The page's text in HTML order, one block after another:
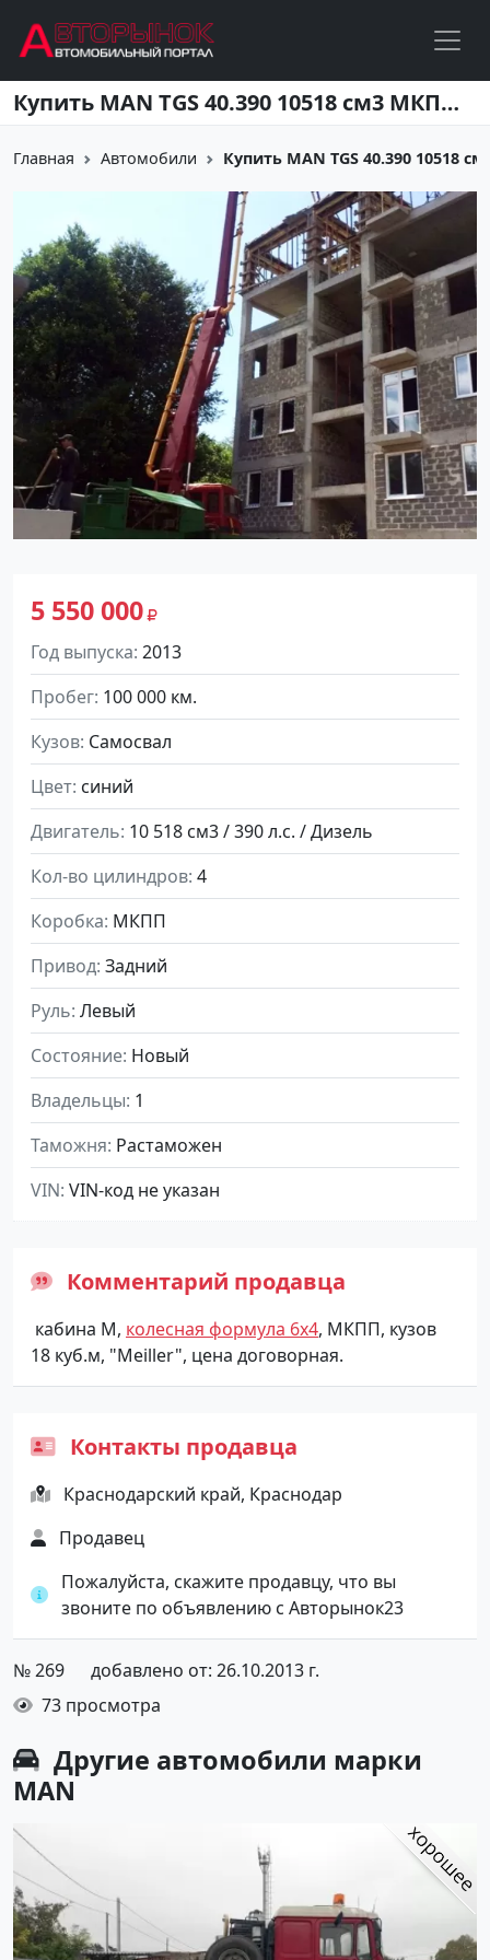
Перейти к основному содержанию Купить MAN TGS 40.390 10518 см3 МКПП (390 л.с.) Дизель в Краснодар: цвет синий Самосвал 2013 года по цене 5550000 рублей, объявление №269 на сайте Авторынок23
Главная Автомобили Купить MAN TGS 40.390 10518
5 550 000
Год выпуска 2013
Пробег 100 000 км.
Кузов Самосвал
Цвет синий
Двигатель 10 518 см3 / 390 л.с. / Дизель
Кол-во цилиндров 4
Коробка МКПП
Привод Задний
Руль Левый
Состояние Новый
Владельцы 1
Таможня Растаможен
VIN VIN-код не указан
Комментарий продавца
кабина М, колесная формула 6х4, МКПП, кузов
18 куб.м, "Meiller", цена договорная.
Контакты продавца
Краснодарский край, Краснодар
Продавец
Пожалуйста, скажите продавцу, что вы
звоните по объявлению с Авторынок23
№ 269
добавлено от: 26.10.2013 г.
73 просмотра
Другие автомобили марки
MAN